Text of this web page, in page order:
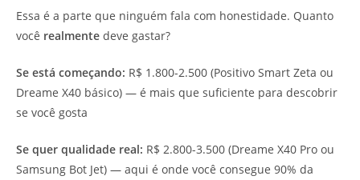
Essa é a parte que ninguém fala com honestidade. Quanto
você realmente deve gastar?
Se está começando: R$ 1.800-2.500 (Positivo Smart Zeta ou
Dreame X40 básico) — é mais que suficiente para descobrir
se você gosta
Se quer qualidade real: R$ 2.800-3.500 (Dreame X40 Pro ou
Samsung Bot Jet) — aqui é onde você consegue 90% da